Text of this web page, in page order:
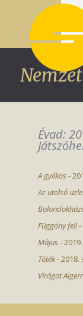
Évad:
A gyilkos -
Az utolsó
Függöny fel!
Május -
Tóték-
Virágot